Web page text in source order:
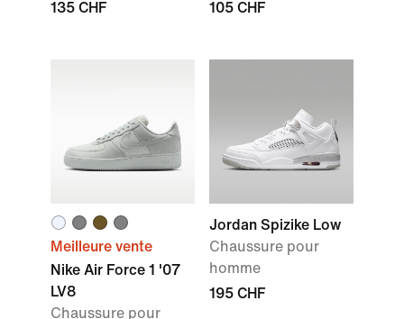
135 CHF
105 CHF
Meilleure vente
Nike Air Force 1 '07
LV8
Chaussure pour
Jordan Spizike Low
Chaussure pour
homme
195 CHF